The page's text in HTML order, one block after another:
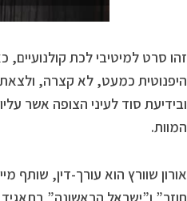
זהו סרט למיטיבי לכת
היפנוטית כמעט, לא קצרה,
ובידיעת סוד לעיני הצופה אשר
המוות.
אורון שוורץ הוא עורך-דין,